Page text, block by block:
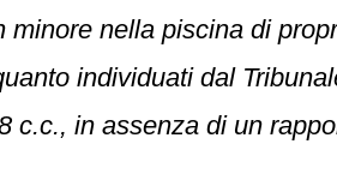
nella piscina di
individuati dal
in assenza di un